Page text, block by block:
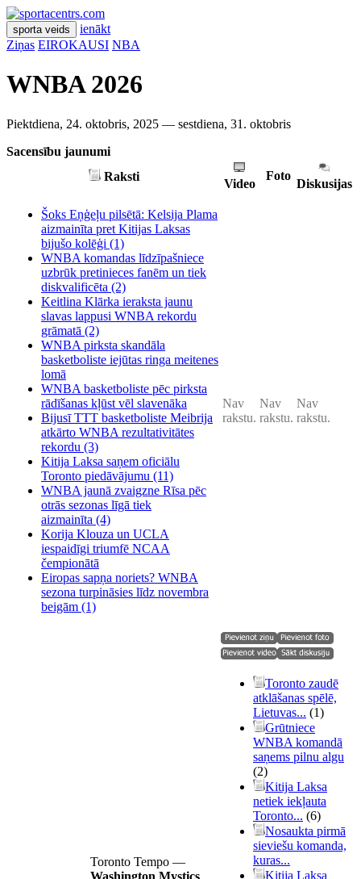
sporta veids
ienākt
Ziņas EIROKAUSI NBA
WNBA 2026
Piektdiena, 24. oktobris, 2025 — sestdiena, 31. oktobris
Sacensību jaunumi
Raksti
Video
Foto
Diskusijas
Šoks Eņģeļu pilsētā: Kelsija Plama
aizmainīta pret Kitijas Laksas
bijušo kolēģi (1)
WNBA komandas līdzīpašniece
uzbrūk pretinieces fanēm un tiek
diskvalificēta (2)
Keitlina Klārka ieraksta jaunu
slavas lappusi WNBA rekordu
grāmatā (2)
WNBA pirksta skandāla
basketboliste iejūtas ringa meitenes
lomā
WNBA basketboliste pēc pirksta
rādīšanas kļūst vēl slavenāka
Bijusī TTT basketboliste Meibrija
atkārto WNBA rezultativitātes
rekordu (3)
Kitija Laksa saņem oficiālu
Toronto piedāvājumu (11)
WNBA jaunā zvaigzne Rīsa pēc
otrās sezonas līgā tiek
aizmainīta (4)
Korija Klouza un UCLA
iespaidīgi triumfē NCAA
čempionātā
Eiropas sapņa noriets? WNBA
sezona turpināsies līdz novembra
beigām (1)
Nav
rakstu.
Nav
rakstu.
Nav
rakstu.
Toronto Tempo —
Washington Mystics
Toronto zaudē
atklāšanas spēlē,
Lietuvas... (1)
Grūtniece
WNBA komandā
saņems pilnu algu
(2)
Kitija Laksa
netiek iekļauta
Toronto... (6)
Nosaukta pirmā
sieviešu komanda,
kuras...
Kitija Laksa